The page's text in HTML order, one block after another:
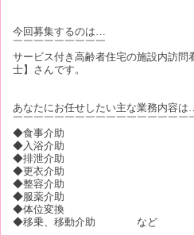
今回募集するのは…
￣￣￣￣￣￣￣￣￣
サービス付き高齢者住宅の施設内訪問
士】さんです。
あなたにお任せしたい主な業務内容は…
￣￣￣￣￣￣￣￣￣￣￣￣￣￣￣￣￣
◆食事介助
◆入浴介助
◆排泄介助
◆更衣介助
◆整容介助
◆服薬介助
◆体位変換
◆移乗、移動介助 など